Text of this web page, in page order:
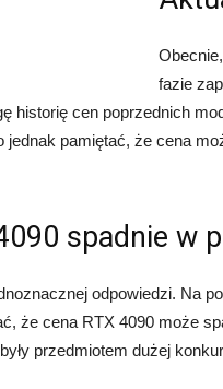
fazie
historię cen poprzednich
jednak pamiętać, że cena
spadnie w
odpowiedzi. Na
że cena RTX 4090 może
przedmiotem dużej